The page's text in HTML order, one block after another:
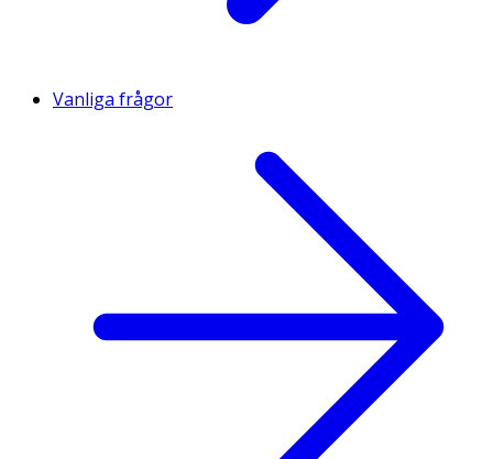
Vanliga frågor